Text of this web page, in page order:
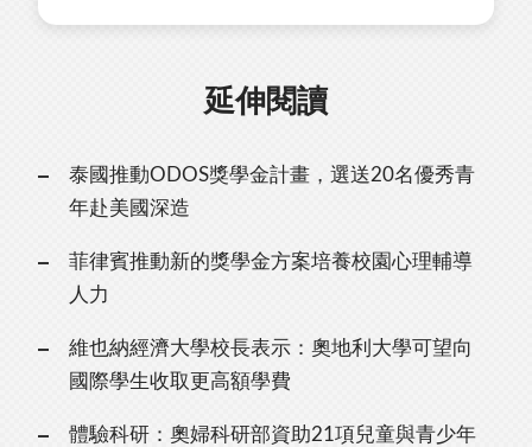
延伸閱讀
泰國推動ODOS獎學金計畫，選送20名優秀青
年赴美國深造
菲律賓推動新的獎學金方案培養校園心理輔導
人力
維也納經濟大學校長表示：奧地利大學可望向
國際學生收取更高額學費
體驗科研：奧婦科研部資助21項兒童與青少年